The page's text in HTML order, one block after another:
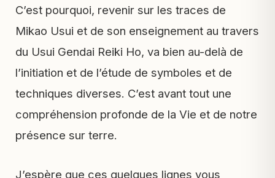
C’est pourquoi, revenir sur les traces de
Mikao Usui et de son enseignement au travers
du Usui Gendai Reiki Ho, va bien au-delà de
l’initiation et de l’étude de symboles et de
techniques diverses. C’est avant tout une
compréhension profonde de la Vie et de notre
présence sur terre.
J’espère que ces quelques lignes vous